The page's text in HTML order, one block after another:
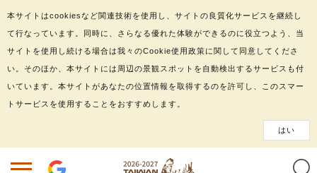
本サイトはcookiesなど関連技術を使用し、サイトの良質化サービスを継続し
て行なっています。同時に、さらなる優れた体験ができるのに役立つよう、当
サイトを使用し続ける場合は我々のCookie使用政策に関して同意してくださ
い。そのほか、本サイトには周辺の景観スポットを自動検出するサービスも付
いています。本サイトがあなたの位置情報を取得するのを許可し、このスマー
トサービスを使用することをおすすめします。
はい